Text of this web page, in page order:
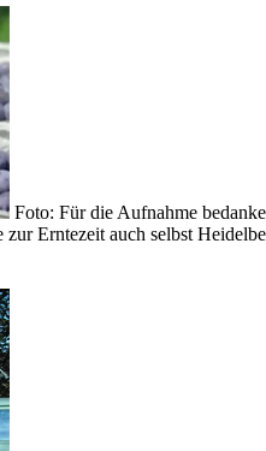
Foto: Für die Aufnahme
Erntezeit auch selbst